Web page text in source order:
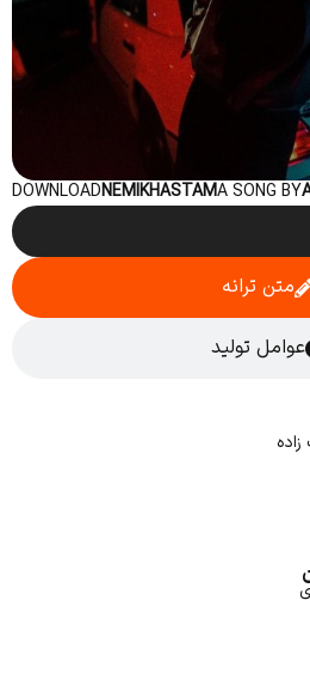
A SONG BY
NEMIKHASTAM
DOWNLOAD
متن ترانه
عوامل تولید